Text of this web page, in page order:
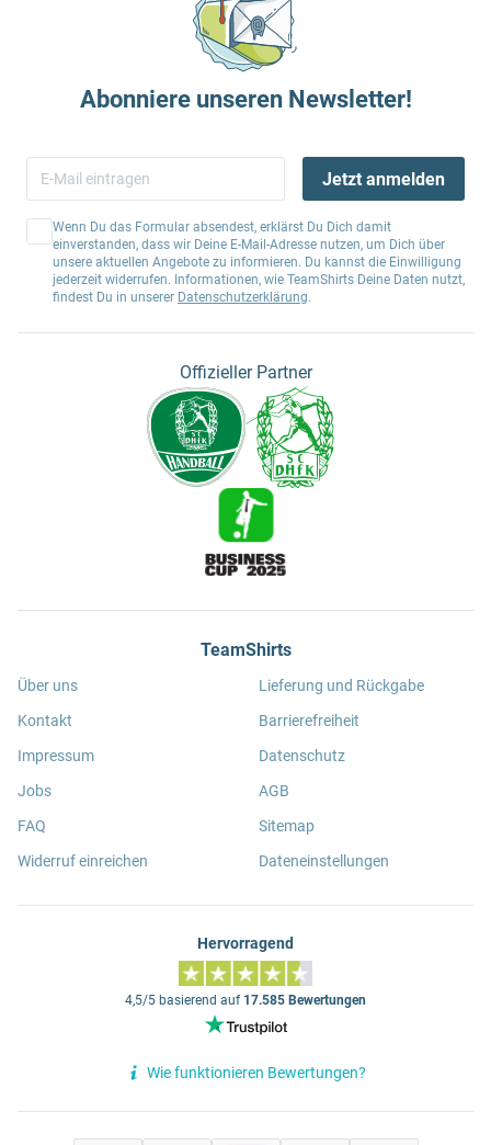
Abonniere unseren Newsletter!
Jetzt anmelden
Wenn Du das Formular absendest, erklärst Du Dich damit
einverstanden, dass wir Deine E-Mail-Adresse nutzen, um Dich über
unsere aktuellen Angebote zu informieren. Du kannst die Einwilligung
jederzeit widerrufen. Informationen, wie TeamShirts Deine Daten nutzt,
findest Du in unserer Datenschutzerklärung.
Offizieller Partner
TeamShirts
Über uns
Kontakt
Impressum
Jobs
FAQ
Widerruf einreichen
Lieferung und Rückgabe
Barrierefreiheit
Datenschutz
AGB
Sitemap
Dateneinstellungen
Hervorragend
4,5/5 basierend auf 17.585 Bewertungen
Wie funktionieren Bewertungen?